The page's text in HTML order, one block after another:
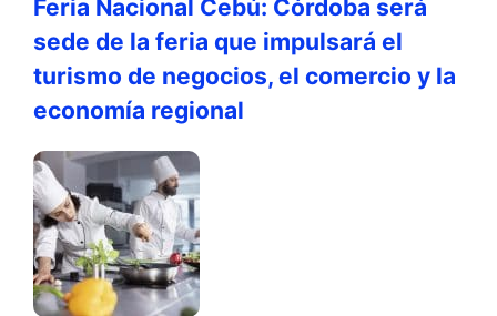
Feria Nacional Cebú: Córdoba será
sede de la feria que impulsará el
turismo de negocios, el comercio y la
economía regional